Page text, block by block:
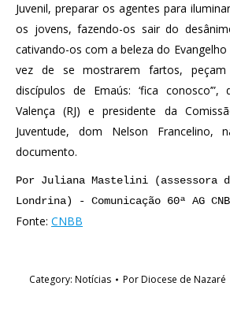
Juvenil, preparar os agentes para
os jovens, fazendo-os sair do
cativando-os com a beleza do
vez de se mostrarem fartos,
discípulos de Emaús: ‘fica
Valença (RJ) e presidente da
Juventude, dom Nelson Francelino,
documento.
Por Juliana Mastelini (assessora
Londrina) - Comunicação 60ª AG
Fonte: CNBB
Category: Notícias PorDiocese de Nazaré